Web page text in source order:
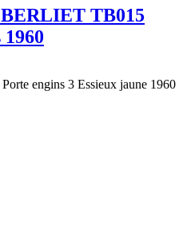
TB015
engins 3 Essieux jaune 1960